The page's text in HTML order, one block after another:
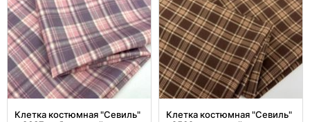
Клетка костюмная "Севиль"
Клетка костюмная "Севиль"